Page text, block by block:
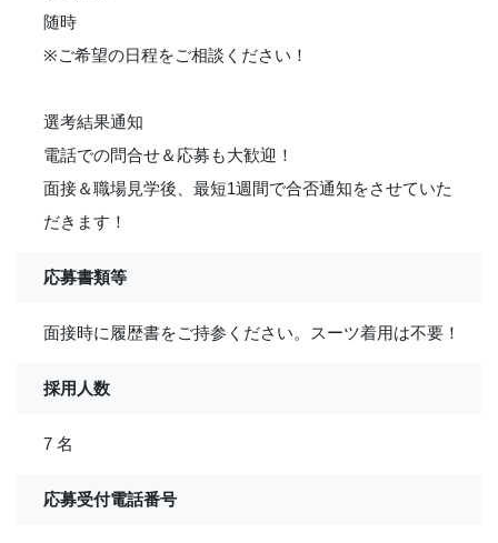
随時
※ご希望の日程をご相談ください！
選考結果通知
電話での問合せ＆応募も大歓迎！
面接＆職場見学後、最短1週間で合否通知をさせていた
だきます！
応募書類等
面接時に履歴書をご持参ください。スーツ着用は不要！
採用人数
7 名
応募受付電話番号